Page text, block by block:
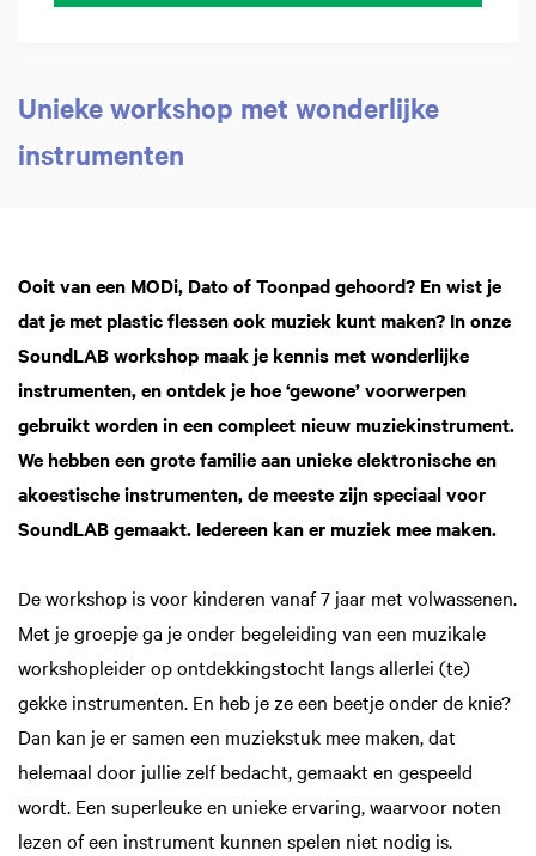
Unieke workshop met wonderlijke
instrumenten
Ooit van een MODi, Dato of Toonpad gehoord? En wist je
dat je met plastic flessen ook muziek kunt maken? In onze
SoundLAB workshop maak je kennis met wonderlijke
instrumenten, en ontdek je hoe ‘gewone’ voorwerpen
gebruikt worden in een compleet nieuw muziekinstrument.
We hebben een grote familie aan unieke elektronische en
akoestische instrumenten, de meeste zijn speciaal voor
SoundLAB gemaakt. Iedereen kan er muziek mee maken.
De workshop is voor kinderen vanaf 7 jaar met volwassenen.
Met je groepje ga je onder begeleiding van een muzikale
workshopleider op ontdekkingstocht langs allerlei (te)
gekke instrumenten. En heb je ze een beetje onder de knie?
Dan kan je er samen een muziekstuk mee maken, dat
helemaal door jullie zelf bedacht, gemaakt en gespeeld
wordt. Een superleuke en unieke ervaring, waarvoor noten
lezen of een instrument kunnen spelen niet nodig is.